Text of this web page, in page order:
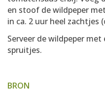
en stoof de wildpeper
in ca. 2 uur heel zachtjes
Serveer de wildpeper
spruitjes.
BRON